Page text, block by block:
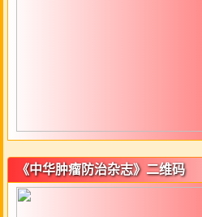
《中华肿瘤防治杂志》二维码